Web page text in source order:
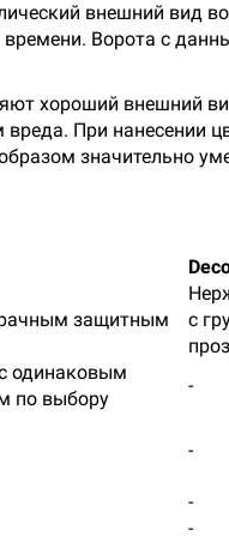
внешний вид
времени. Ворота с
хороший внешний
При нанесении
значительно
защитным
с
одинаковым
по выбору
-
-
-
-